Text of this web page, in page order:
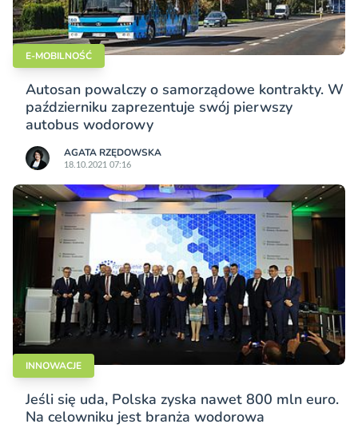
E-MOBILNOŚĆ
Autosan powalczy o samorządowe kontrakty. W
październiku zaprezentuje swój pierwszy
autobus wodorowy
AGATA RZĘDOWSKA
18.10.2021 07:16
INNOWACJE
Jeśli się uda, Polska zyska nawet 800 mln euro.
Na celowniku jest branża wodorowa